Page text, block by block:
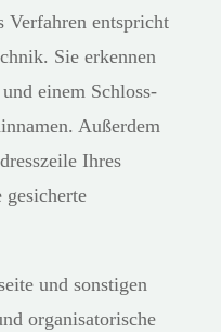
Verfahren entspricht
Sie erkennen
einem Schloss-
Außerdem
Ihres
gesicherte
und sonstigen
organisatorische